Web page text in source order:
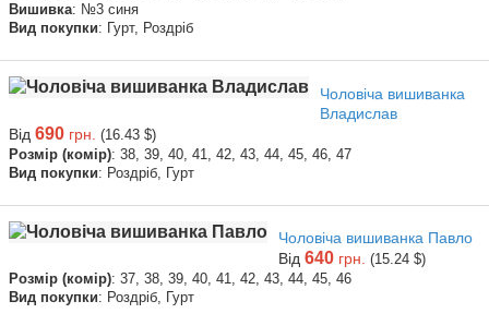
Вишивка: №3 синя
Вид покупки: Гурт, Роздріб
Чоловіча вишиванка
Владислав
Від 690 грн. (16.43 $)
Розмір (комір): 38, 39, 40, 41, 42, 43, 44, 45, 46, 47
Вид покупки: Роздріб, Гурт
Чоловіча вишиванка Павло
Від 640 грн. (15.24 $)
Розмір (комір): 37, 38, 39, 40, 41, 42, 43, 44, 45, 46
Вид покупки: Роздріб, Гурт